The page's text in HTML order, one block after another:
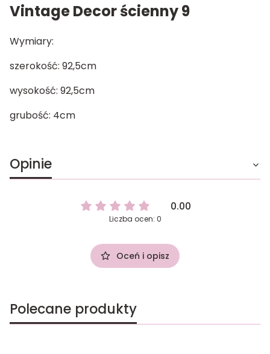
Vintage Decor ścienny 9
Wymiary:
szerokość: 92,5cm
wysokość: 92,5cm
grubość: 4cm
Opinie
0.00
Liczba ocen: 0
Oceń i opisz
Polecane produkty